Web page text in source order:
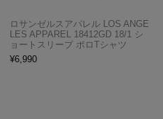
ロサンゼルスアパレル LOS ANGE
LES APPAREL 18412GD 18/1 シ
ョートスリーブ ポロTシャツ
¥6,990